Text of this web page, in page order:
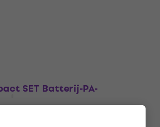
SET Batterij-PA-